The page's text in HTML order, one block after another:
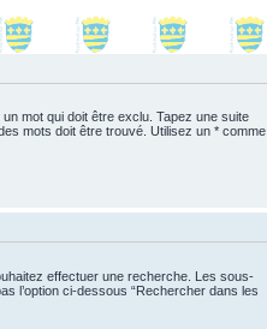
un mot qui doit être exclu. Tapez une suite
mots doit être trouvé. Utilisez un * comme
effectuer une recherche. Les sous-
l’option ci-dessous “Rechercher dans les